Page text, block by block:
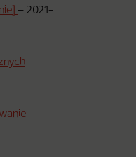
– 2021-